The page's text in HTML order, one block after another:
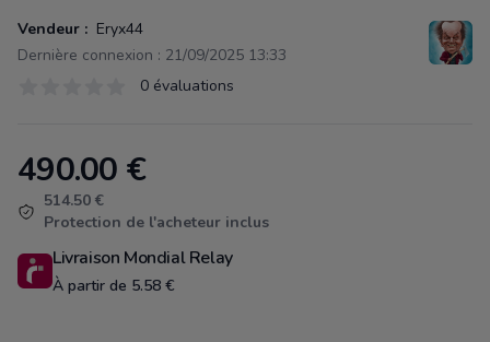
Vendeur : Eryx44
Dernière connexion : 21/09/2025 13:33
0 évaluations
Product information
490.00 €
514.50 €
Protection de l'acheteur inclus
Livraison Mondial Relay
À partir de 5.58 €